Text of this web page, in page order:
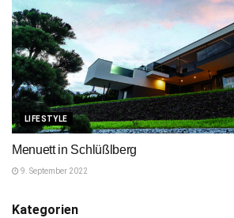
LIFESTYLE
Menuett in Schlüßlberg
9. September 2022
Kategorien